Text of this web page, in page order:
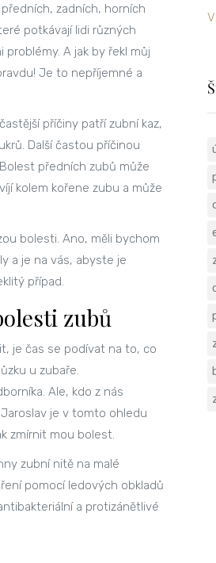
zadních, horních
potkávají lidi různých
A jak by řekl můj
Je to nepříjemné a
příčiny patří zubní kaz,
Další častou příčinou
předních zubů může
kolem kořene zubu a může
bolesti. Ano, měli bychom
a je na vás, abyste je
případ.
zubů
je čas se podívat na to, co
u zubaře.
Ale, kdo z nás
je v tomto ohledu
zmírnit mou bolest.
zubní nitě na malé
pomocí ledových obkladů
a protizánětlivé